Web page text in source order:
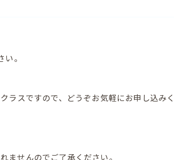
。
ラスですので、どうぞお気軽にお申し込みく
せんのでご了承ください。